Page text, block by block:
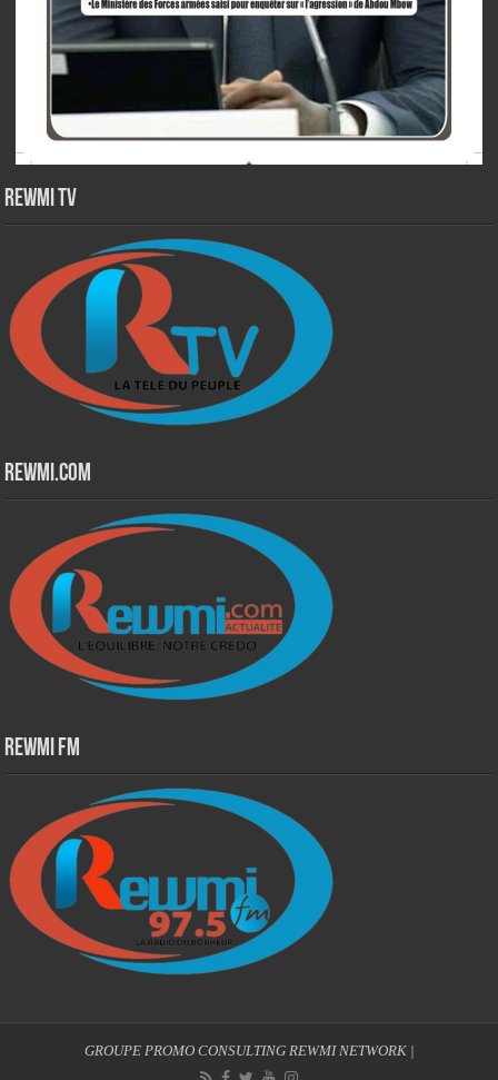
Rewmi TV
Rewmi.Com
Rewmi Fm
GROUPE PROMO CONSULTING REWMI NETWORK|